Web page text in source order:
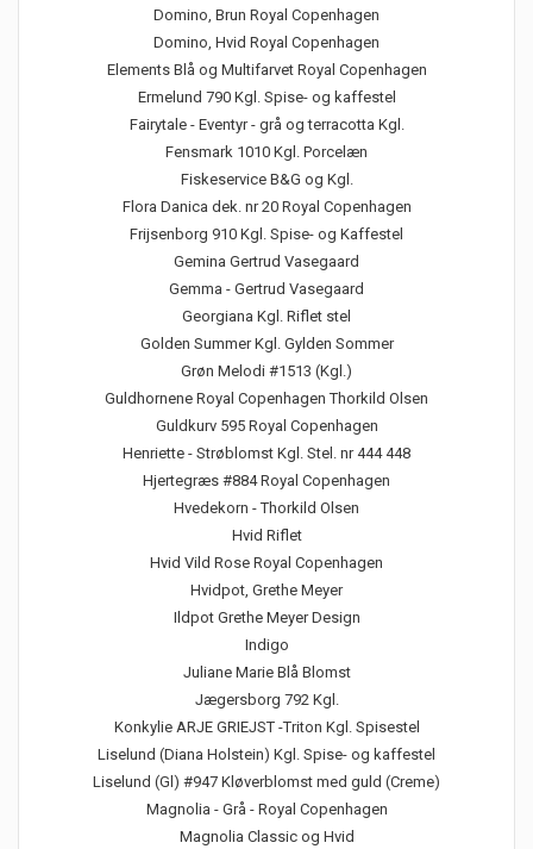
Domino, Brun Royal Copenhagen
Domino, Hvid Royal Copenhagen
Elements Blå og Multifarvet Royal Copenhagen
Ermelund 790 Kgl. Spise- og kaffestel
Fairytale - Eventyr - grå og terracotta Kgl.
Fensmark 1010 Kgl. Porcelæn
Fiskeservice B&G og Kgl.
Flora Danica dek. nr 20 Royal Copenhagen
Frijsenborg 910 Kgl. Spise- og Kaffestel
Gemina Gertrud Vasegaard
Gemma - Gertrud Vasegaard
Georgiana Kgl. Riflet stel
Golden Summer Kgl. Gylden Sommer
Grøn Melodi #1513 (Kgl.)
Guldhornene Royal Copenhagen Thorkild Olsen
Guldkurv 595 Royal Copenhagen
Henriette - Strøblomst Kgl. Stel. nr 444 448
Hjertegræs #884 Royal Copenhagen
Hvedekorn - Thorkild Olsen
Hvid Riflet
Hvid Vild Rose Royal Copenhagen
Hvidpot, Grethe Meyer
Ildpot Grethe Meyer Design
Indigo
Juliane Marie Blå Blomst
Jægersborg 792 Kgl.
Konkylie ARJE GRIEJST -Triton Kgl. Spisestel
Liselund (Diana Holstein) Kgl. Spise- og kaffestel
Liselund (Gl) #947 Kløverblomst med guld (Creme)
Magnolia - Grå - Royal Copenhagen
Magnolia Classic og Hvid